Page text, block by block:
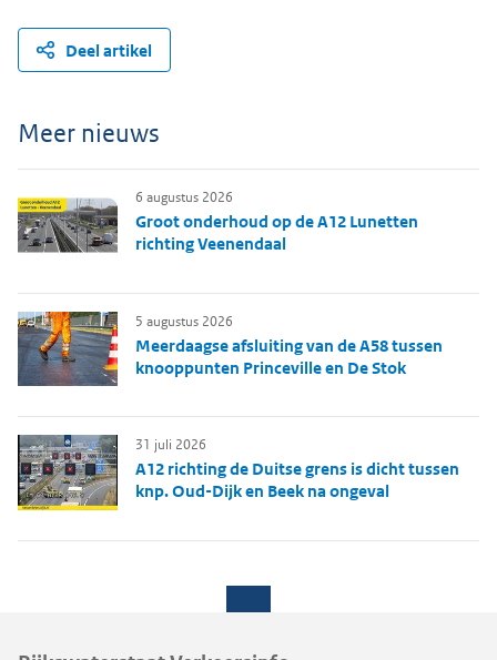
Deel artikel
Meer nieuws
Groot onderhoud op de A12 Lunetten
richting Veenendaal
6 augustus 2026
Meerdaagse afsluiting van de A58 tussen
knooppunten Princeville en De Stok
5 augustus 2026
A12 richting de Duitse grens is dicht tussen
knp. Oud-Dijk en Beek na ongeval
31 juli 2026